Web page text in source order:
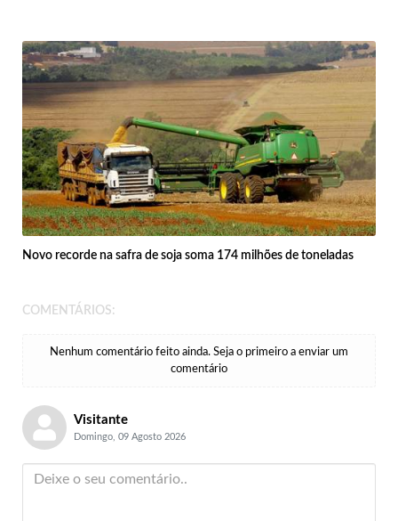
Novo recorde na safra de soja soma 174 milhões de toneladas
COMENTÁRIOS:
Nenhum comentário feito ainda. Seja o primeiro a enviar um
comentário
Visitante
Domingo, 09 Agosto 2026